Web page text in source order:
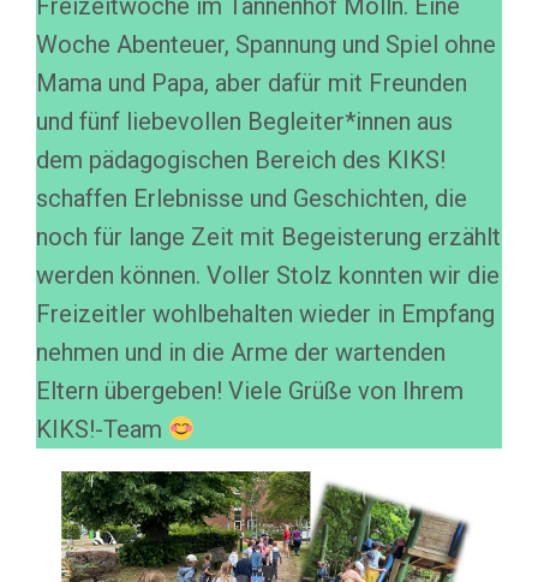
Woche Abenteuer, Spannung und Spiel ohne
Mama und Papa, aber dafür mit Freunden
und fünf liebevollen Begleiter*innen aus
dem pädagogischen Bereich des KIKS!
schaffen Erlebnisse und Geschichten, die
noch für lange Zeit mit Begeisterung erzählt
werden können. Voller Stolz konnten wir die
Freizeitler wohlbehalten wieder in Empfang
nehmen und in die Arme der wartenden
Eltern übergeben! Viele Grüße von Ihrem
KIKS!-Team